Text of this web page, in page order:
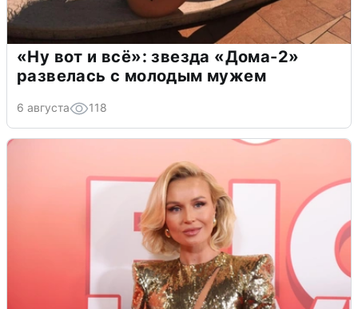
«Ну вот и всё»: звезда «Дома-2»
развелась с молодым мужем
6 августа 118